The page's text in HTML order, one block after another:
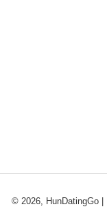
© 2026, HunDatingGo |